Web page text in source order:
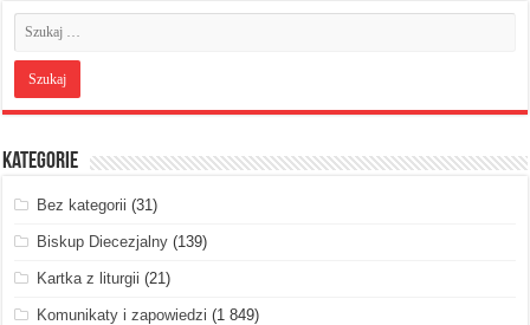
Kategorie
Bez kategorii (31)
Biskup Diecezjalny (139)
Kartka z liturgii (21)
Komunikaty i zapowiedzi (1 849)